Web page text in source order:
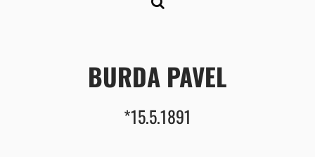
BURDA PAVEL
*15.5.1891